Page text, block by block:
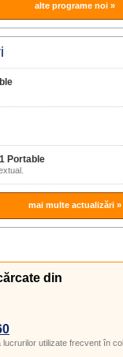
alte programe noi »
Portable
mai multe actualizări »
din
lucrurilor utilizate frecvent în